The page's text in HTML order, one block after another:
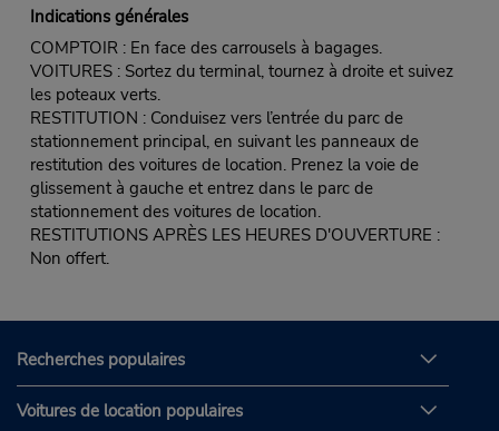
Indications générales
COMPTOIR : En face des carrousels à bagages.
VOITURES : Sortez du terminal, tournez à droite et suivez
les poteaux verts.
RESTITUTION : Conduisez vers l’entrée du parc de
stationnement principal, en suivant les panneaux de
restitution des voitures de location. Prenez la voie de
glissement à gauche et entrez dans le parc de
stationnement des voitures de location.
RESTITUTIONS APRÈS LES HEURES D'OUVERTURE :
Non offert.
Recherches populaires
Voitures de location populaires